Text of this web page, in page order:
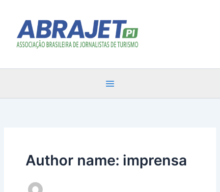
conteúdo
Author name: imprensa